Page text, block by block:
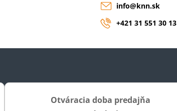
info@knn.sk
+421 31 551 30 13
Otváracia doba predajňa